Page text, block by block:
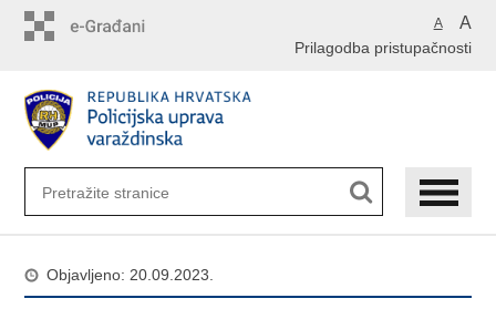
A A
Prilagodba pristupačnosti
Objavljeno: 20.09.2023.